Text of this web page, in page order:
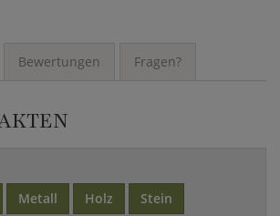
Bewertungen Fragen?
Metall Holz Stein